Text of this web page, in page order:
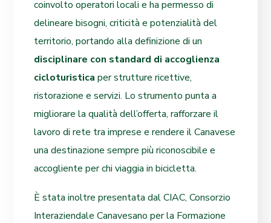
coinvolto operatori locali e ha permesso di
delineare bisogni, criticità e potenzialità del
territorio, portando alla definizione di un
disciplinare con standard di accoglienza
cicloturistica per strutture ricettive,
ristorazione e servizi. Lo strumento punta a
migliorare la qualità dell’offerta, rafforzare il
lavoro di rete tra imprese e rendere il Canavese
una destinazione sempre più riconoscibile e
accogliente per chi viaggia in bicicletta.
È stata inoltre presentata dal CIAC, Consorzio
Interaziendale Canavesano per la Formazione